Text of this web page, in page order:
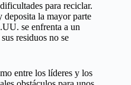
para reciclar.
la mayor parte
se enfrenta a un
residuos no se
entre los líderes y los